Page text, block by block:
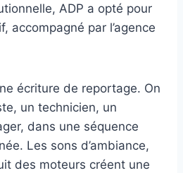
ADP a opté pour
accompagné par l’agence
écriture de reportage. On
un technicien, un
dans une séquence
Les sons d’ambiance,
des moteurs créent une